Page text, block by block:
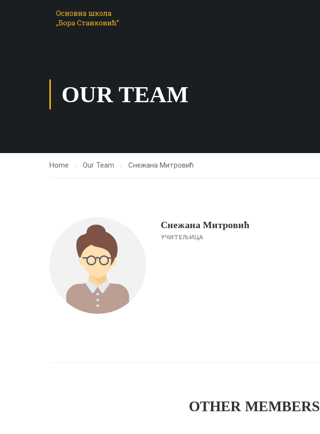
OUR TEAM
Home Our Team Снежана Митровић
Снежана Митровић
УЧИТЕЉИЦА
OTHER MEMBERS